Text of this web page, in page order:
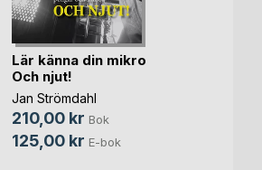
Lär känna din mikro
Och njut!
Jan Strömdahl
210,00 kr Bok
125,00 kr E-bok